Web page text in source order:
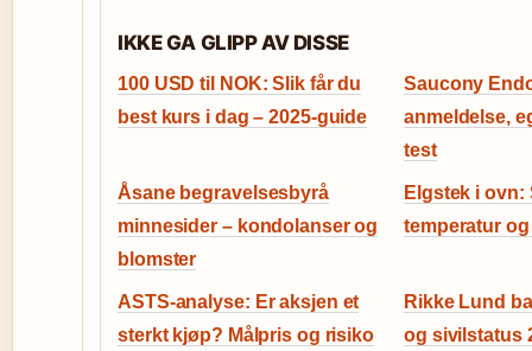
IKKE GA GLIPP AV DISSE
100 USD til NOK: Slik får du
best kurs i dag – 2025-guide
Saucony
anmeldelse,
test
Åsane begravelsesbyrå
minnesider – kondolanser og
blomster
Elgstek i ovn:
temperatur
ASTS-analyse: Er aksjen et
sterkt kjøp? Målpris og risiko
Rikke Lund
og sivilstatus